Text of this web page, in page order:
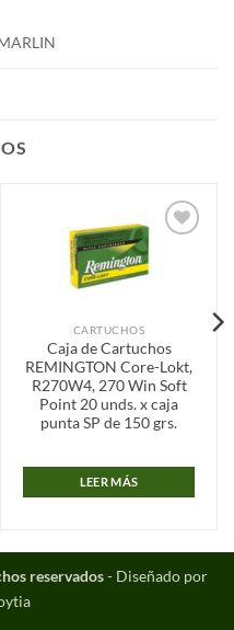
CARTUCHOS
Caja de Cartuchos
REMINGTON Core-Lokt,
R270W4, 270 Win Soft
Point 20 unds. x caja
punta SP de 150 grs.
LEER MÁS
reservados- Diseñado por